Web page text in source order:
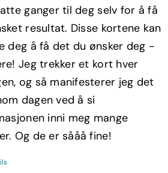
ganger til deg selv for å få
resultat. Disse kortene kan
deg å få det du ønsker deg -
Jeg trekker et kort hver
og så manifesterer jeg det
dagen ved å si
inni meg mange
Og de er sååå fine!